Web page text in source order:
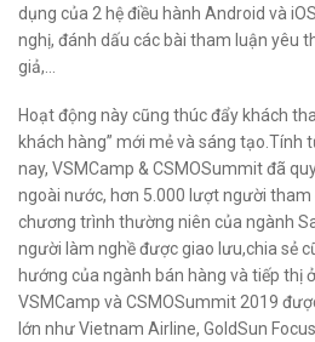
dụng của 2 hệ điều hành Android và
nghị, đánh dấu các bài tham luận yêu
giả,…
Hoạt động này cũng thúc đẩy khách
khách hàng” mới mẻ và sáng tạo.Tính
nay, VSMCamp & CSMOSummit đã
ngoài nước, hơn 5.000 lượt người tham
chương trình thường niên của ngành
người làm nghề được giao lưu,chia sẻ
hướng của ngành bán hàng và tiếp thị
VSMCamp và CSMOSummit 2019
lớn như Vietnam Airline, GoldSun